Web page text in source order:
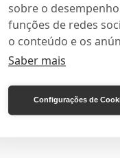
sobre o
funções de redes
o conteúdo e os
Saber mais
Configurações de